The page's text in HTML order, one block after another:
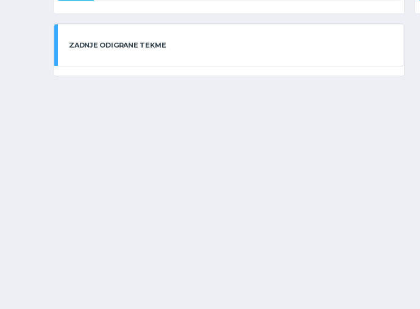
ZADNJE ODIGRANE TEKME